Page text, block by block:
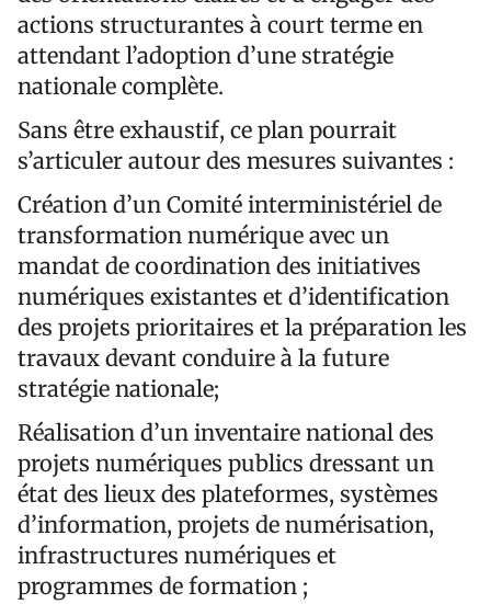
actions structurantes à court terme en
attendant l’adoption d’une stratégie
nationale complète.
Sans être exhaustif, ce plan pourrait
s’articuler autour des mesures suivantes :
Création d’un Comité interministériel de
transformation numérique avec un
mandat de coordination des initiatives
numériques existantes et d’identification
des projets prioritaires et la préparation les
travaux devant conduire à la future
stratégie nationale;
Réalisation d’un inventaire national des
projets numériques publics dressant un
état des lieux des plateformes, systèmes
d’information, projets de numérisation,
infrastructures numériques et
programmes de formation ;